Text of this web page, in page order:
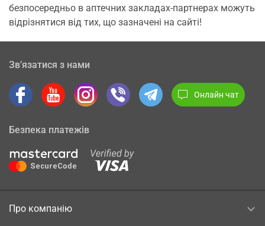
безпосередньо в аптечних закладах-партнерах можуть
відрізнятися від тих, що зазначені на сайті!
Зв’язатися з нами
Онлайн чат
Безпека платежів
Про компанію